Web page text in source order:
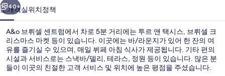
의
사
진
갤
러
40+
소개객실위치정책
A&o 브뤼셀 센트럼에서 차로 5분 거리에는 투르 앤 택시스, 브뤼셀 크
리스마스 마켓 등이 있습니다. 이곳에는 바/라운지가 있어 한 잔의 여
유를 즐기실 수 있으며, 매일 뷔페 아침 식사가 제공됩니다. 기타 편의
시설과 서비스로는 스낵바/델리, 테라스, 정원 등이 있습니다. 많은 분
들이 이곳의 친절한 고객 서비스 및 위치에 높은 평점을 주셨습니다.